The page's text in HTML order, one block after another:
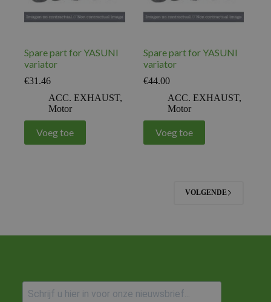
Spare part for YASUNI
variator
€31.46
ACC. EXHAUST,
Motor
Voeg toe
Spare part for YASUNI
variator
€44.00
ACC. EXHAUST,
Motor
Voeg toe
VOLGENDE